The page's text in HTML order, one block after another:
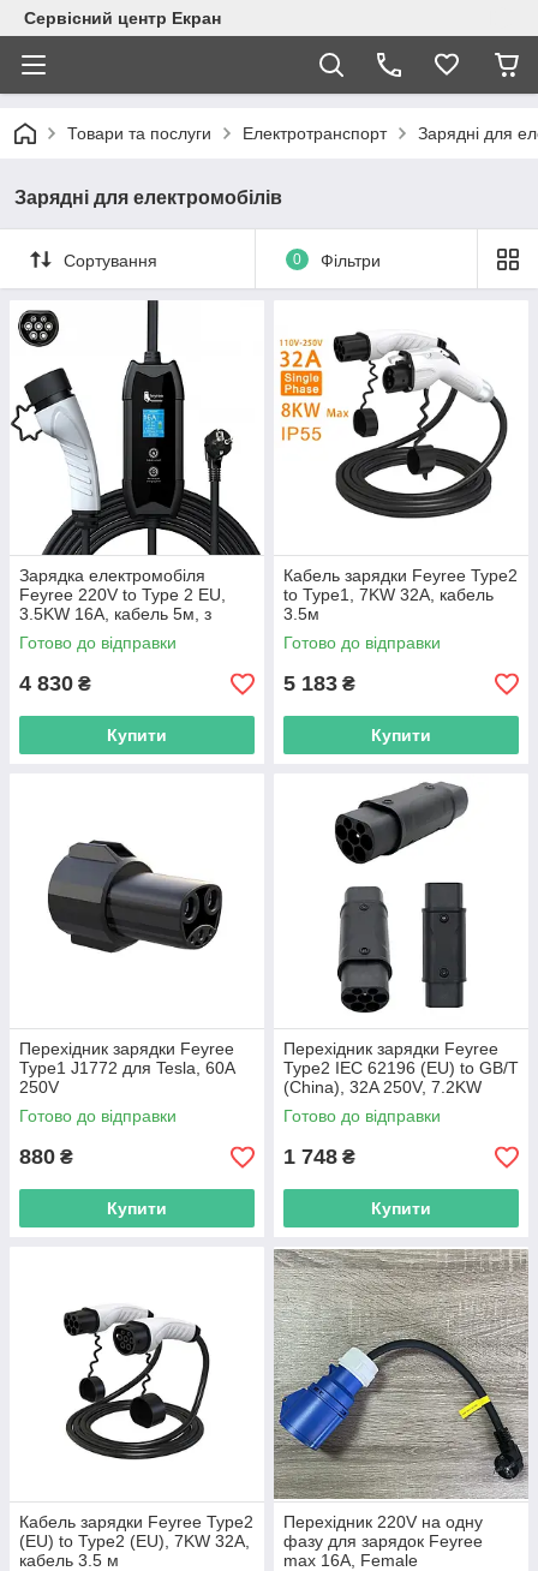
Сервісний центр Екран
Товари та послуги Електротранспорт Зарядні для
Зарядні для електромобілів
Сортування 0 Фільтри
Зарядка електромобіля
Feyree 220V to Type 2 EU,
3.5KW 16A, кабель 5м, з
сумкою
Готово до відправки
4 830 ₴
Купити
Кабель зарядки Feyree Type2
to Type1, 7KW 32A, кабель
3.5м
Готово до відправки
5 183 ₴
Купити
Перехідник зарядки Feyree
Type1 J1772 для Tesla, 60A
250V
Готово до відправки
880 ₴
Купити
Перехідник зарядки Feyree
Type2 IEC 62196 (EU) to GB/T
(China), 32A 250V, 7.2KW
Готово до відправки
1 748 ₴
Купити
Кабель зарядки Feyree Type2
(EU) to Type2 (EU), 7KW 32A,
кабель 3.5 м
Перехідник 220V на одну
фазу для зарядок Feyree
max 16A, Female